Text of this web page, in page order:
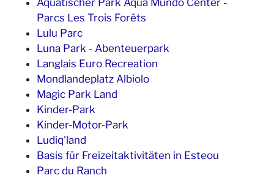
Aquatischer Park Aqua Mundo Center -
Parcs Les Trois Forêts
Lulu Parc
Luna Park - Abenteuerpark
Langlais Euro Recreation
Mondlandeplatz Albiolo
Magic Park Land
Kinder-Park
Kinder-Motor-Park
Ludiq'land
Basis für Freizeitaktivitäten in Esteou
Parc du Ranch